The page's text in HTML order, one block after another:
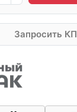
Запросить КП